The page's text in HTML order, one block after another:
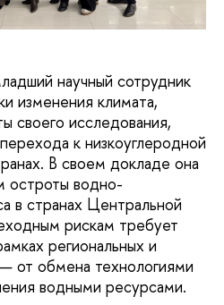
научный сотрудник
изменения климата,
своего исследования,
к низкоуглеродной
В своем докладе она
остроты водно-
в странах Центральной
рискам требует
региональных и
от обмена технологиями
водными ресурсами.